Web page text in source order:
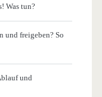
Was tun?
und freigeben? So
und